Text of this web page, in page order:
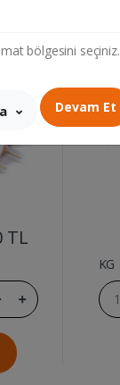
TL
KG
bölgesini seçiniz.
Devam Et